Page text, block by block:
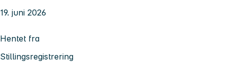
19. juni 2026
Hentet fra
Stillingsregistrering